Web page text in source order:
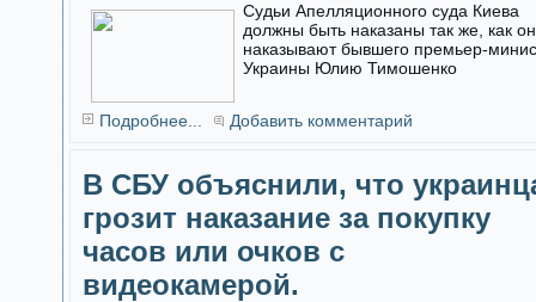
Судьи Апелляционного суда Киева
должны быть наказаны так же, как
наказывают бывшего премьер-
Украины Юлию Тимошенко
Подробнее... Добавить комментарий
В СБУ объяснили, что
грозит наказание за покупку
часов или очков с
видеокамерой.